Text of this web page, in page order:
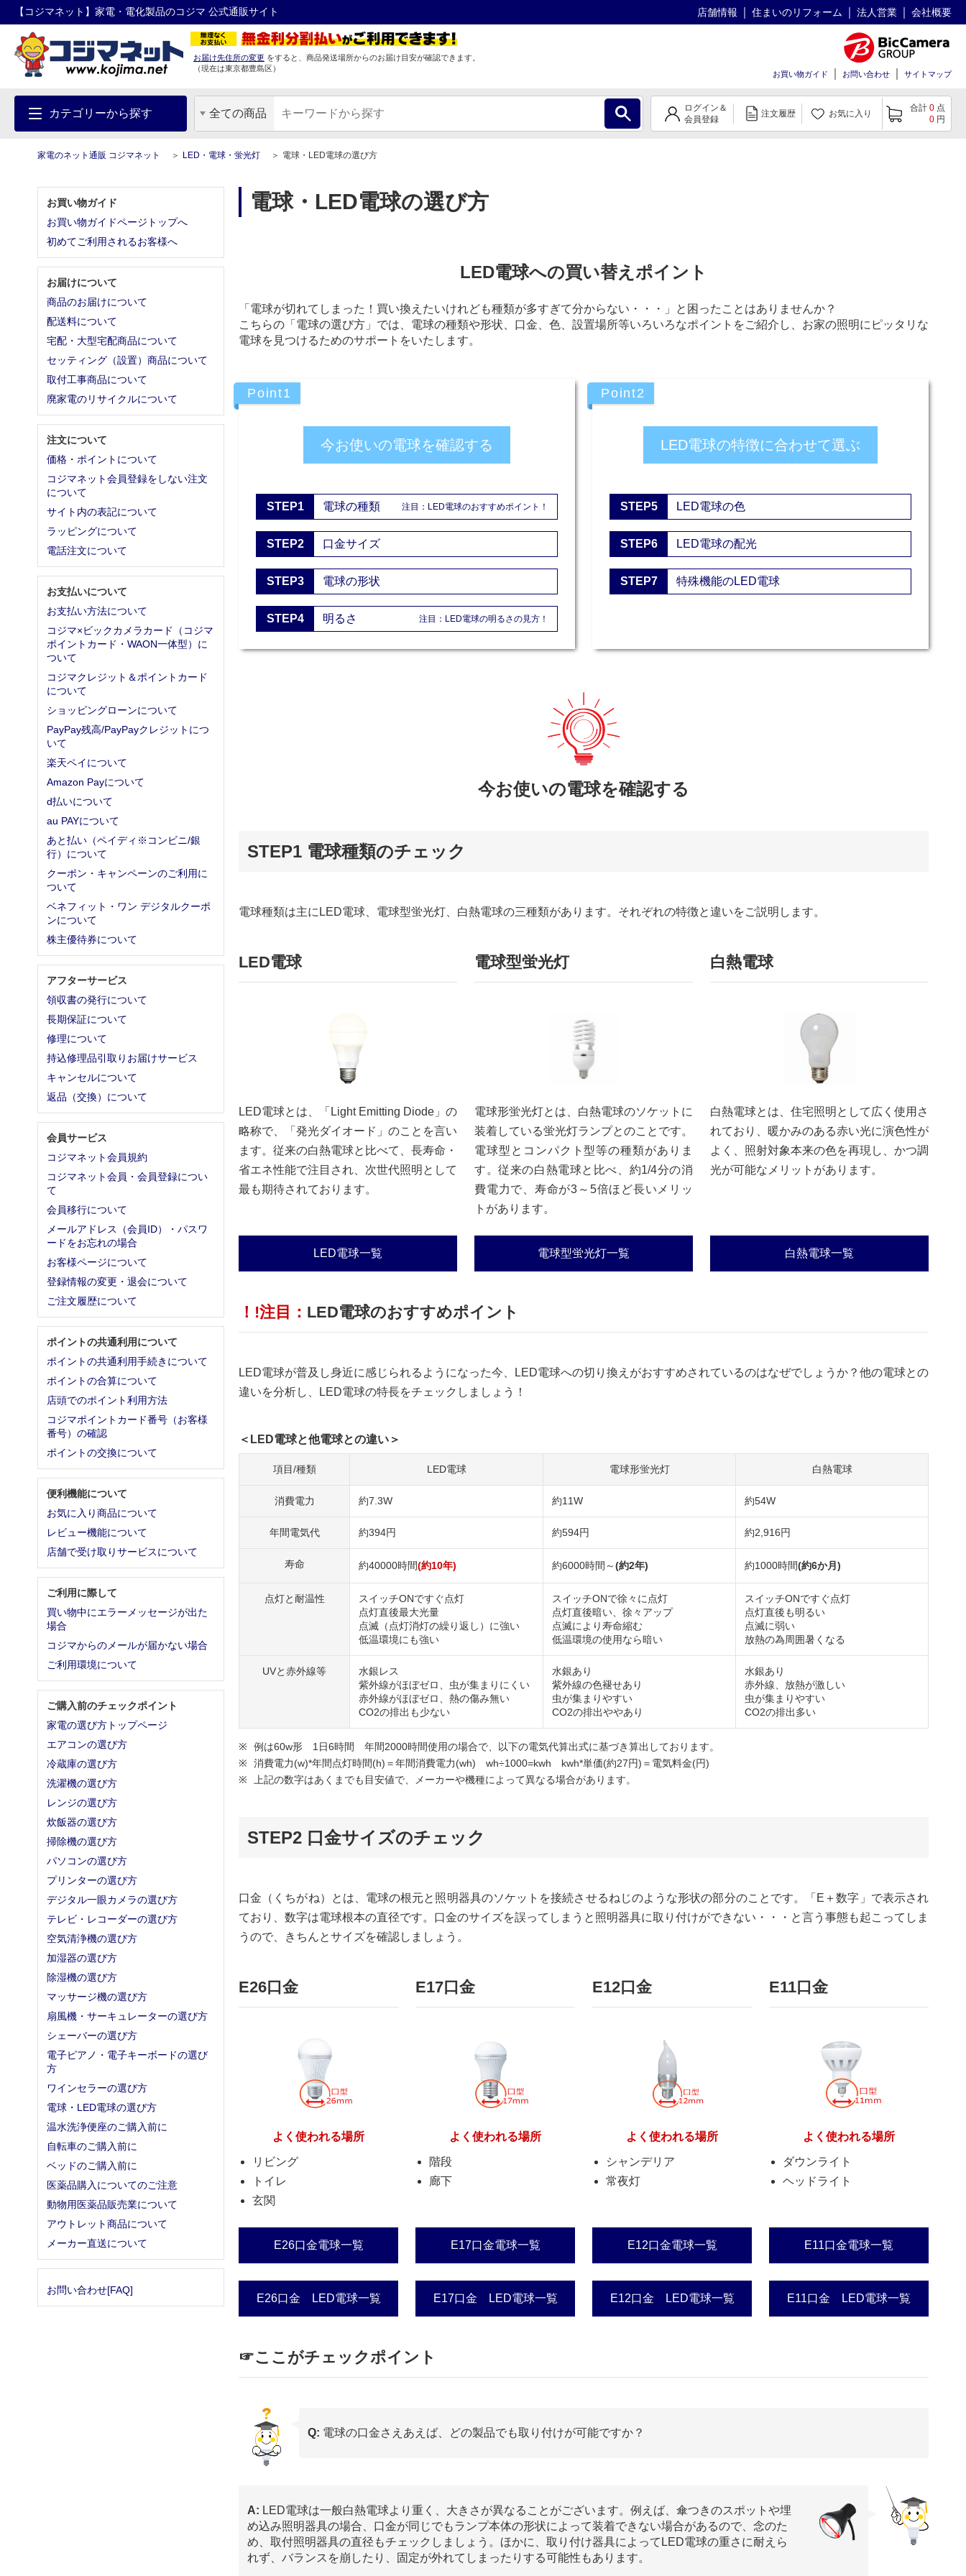
【コジマネット】家電・電化製品のコジマ 公式通販サイト 店舗情報 住まいのリフォーム 法人営業 会社概要
お届け先住所の変更 をすると、商品発送場所からのお届け目安が確認できます。
（現在は東京都豊島区）
お買い物ガイド お問い合わせ サイトマップ
カテゴリーから探す 全ての商品
ログイン＆
会員登録
注文履歴 お気に入り
合計 0 点
0 円
家電のネット通販 コジマネット LED・電球・蛍光灯 電球・LED電球の選び方
お買い物ガイド
お買い物ガイドページトップへ
初めてご利用されるお客様へ
お届けについて
商品のお届けについて
配送料について
宅配・大型宅配商品について
セッティング（設置）商品について
取付工事商品について
廃家電のリサイクルについて
注文について
価格・ポイントについて
コジマネット会員登録をしない注文
について
サイト内の表記について
ラッピングについて
電話注文について
お支払いについて
お支払い方法について
コジマ×ビックカメラカード（コジマ
ポイントカード・WAON一体型）に
ついて
コジマクレジット＆ポイントカード
について
ショッピングローンについて
PayPay残高/PayPayクレジットにつ
いて
楽天ペイについて
Amazon Payについて
d払いについて
au PAYについて
あと払い（ペイディ※コンビニ/銀
行）について
クーポン・キャンペーンのご利用に
ついて
ベネフィット・ワン デジタルクーポ
ンについて
株主優待券について
アフターサービス
領収書の発行について
長期保証について
修理について
持込修理品引取りお届けサービス
キャンセルについて
返品（交換）について
会員サービス
コジマネット会員規約
コジマネット会員・会員登録につい
て
会員移行について
メールアドレス（会員ID）・パスワ
ードをお忘れの場合
お客様ページについて
登録情報の変更・退会について
ご注文履歴について
ポイントの共通利用について
ポイントの共通利用手続きについて
ポイントの合算について
店頭でのポイント利用方法
コジマポイントカード番号（お客様
番号）の確認
ポイントの交換について
便利機能について
お気に入り商品について
レビュー機能について
店舗で受け取りサービスについて
ご利用に際して
買い物中にエラーメッセージが出た
場合
コジマからのメールが届かない場合
ご利用環境について
ご購入前のチェックポイント
家電の選び方トップページ
エアコンの選び方
冷蔵庫の選び方
洗濯機の選び方
レンジの選び方
炊飯器の選び方
掃除機の選び方
パソコンの選び方
プリンターの選び方
デジタル一眼カメラの選び方
テレビ・レコーダーの選び方
空気清浄機の選び方
加湿器の選び方
除湿機の選び方
マッサージ機の選び方
扇風機・サーキュレーターの選び方
シェーバーの選び方
電子ピアノ・電子キーボードの選び
方
ワインセラーの選び方
電球・LED電球の選び方
温水洗浄便座のご購入前に
自転車のご購入前に
ベッドのご購入前に
医薬品購入についてのご注意
動物用医薬品販売業について
アウトレット商品について
メーカー直送について
お問い合わせ[FAQ]
電球・LED電球の選び方
LED電球への買い替えポイント
「電球が切れてしまった！買い換えたいけれども種類が多すぎて分からない・・・」と困ったことはありませんか？
こちらの「電球の選び方」では、電球の種類や形状、口金、色、設置場所等いろいろなポイントをご紹介し、お家の照明にピッタリな
電球を見つけるためのサポートをいたします。
Point1
今お使いの電球を確認する
STEP1 電球の種類 注目：LED電球のおすすめポイント！
STEP2 口金サイズ
STEP3 電球の形状
STEP4 明るさ 注目：LED電球の明るさの見方！
Point2
LED電球の特徴に合わせて選ぶ
STEP5 LED電球の色
STEP6 LED電球の配光
STEP7 特殊機能のLED電球
今お使いの電球を確認する
STEP1 電球種類のチェック
電球種類は主にLED電球、電球型蛍光灯、白熱電球の三種類があります。それぞれの特徴と違いをご説明します。
LED電球
LED電球とは、「Light Emitting Diode」の
略称で、「発光ダイオード」のことを言い
ます。従来の白熱電球と比べて、長寿命・
省エネ性能で注目され、次世代照明として
最も期待されております。
LED電球一覧
電球型蛍光灯
電球形蛍光灯とは、白熱電球のソケットに
装着している蛍光灯ランプとのことです。
電球型とコンパクト型等の種類がありま
す。従来の白熱電球と比べ、約1/4分の消
費電力で、寿命が3～5倍ほど長いメリッ
トがあります。
電球型蛍光灯一覧
白熱電球
白熱電球とは、住宅照明として広く使用さ
れており、暖かみのある赤い光に演色性が
よく、照射対象本来の色を再現し、かつ調
光が可能なメリットがあります。
白熱電球一覧
！!注目： LED電球のおすすめポイント
LED電球が普及し身近に感じられるようになった今、LED電球への切り換えがおすすめされているのはなぜでしょうか？他の電球との
違いを分析し、LED電球の特長をチェックしましょう！
＜LED電球と他電球との違い＞
項目/種類 LED電球 電球形蛍光灯 白熱電球
消費電力 約7.3W 約11W 約54W
年間電気代 約394円 約594円 約2,916円
寿命 約40000時間(約10年) 約6000時間～(約2年) 約1000時間(約6か月)
点灯と耐温性
スイッチONですぐ点灯
点灯直後最大光量
点滅（点灯消灯の繰り返し）に強い
低温環境にも強い
スイッチONで徐々に点灯
点灯直後暗い、徐々アップ
点滅により寿命縮む
低温環境の使用なら暗い
スイッチONですぐ点灯
点灯直後も明るい
点滅に弱い
放熱の為周囲暑くなる
UVと赤外線等
水銀レス
紫外線がほぼゼロ、虫が集まりにくい
赤外線がほぼゼロ、熱の傷み無い
CO2の排出も少ない
水銀あり
紫外線の色褪せあり
虫が集まりやすい
CO2の排出ややあり
水銀あり
赤外線、放熱が激しい
虫が集まりやすい
CO2の排出多い
例は60w形 1日6時間 年間2000時間使用の場合で、以下の電気代算出式に基づき算出しております。
消費電力(w)*年間点灯時間(h)＝年間消費電力(wh) wh÷1000=kwh kwh*単価(約27円)＝電気料金(円)
上記の数字はあくまでも目安値で、メーカーや機種によって異なる場合があります。
STEP2 口金サイズのチェック
口金（くちがね）とは、電球の根元と照明器具のソケットを接続させるねじのような形状の部分のことです。「E＋数字」で表示され
ており、数字は電球根本の直径です。口金のサイズを誤ってしまうと照明器具に取り付けができない・・・と言う事態も起こってしま
うので、きちんとサイズを確認しましょう。
E26口金
よく使われる場所
リビング
トイレ
玄関
E26口金電球一覧
E26口金 LED電球一覧
E17口金
よく使われる場所
階段
廊下
E17口金電球一覧
E17口金 LED電球一覧
E12口金
よく使われる場所
シャンデリア
常夜灯
E12口金電球一覧
E12口金 LED電球一覧
E11口金
よく使われる場所
ダウンライト
ヘッドライト
E11口金電球一覧
E11口金 LED電球一覧
☞ここがチェックポイント
Q: 電球の口金さえあえば、どの製品でも取り付けが可能ですか？
A: LED電球は一般白熱電球より重く、大きさが異なることがございます。例えば、傘つきのスポットや埋
め込み照明器具の場合、口金が同じでもランプ本体の形状によって装着できない場合があるので、念のた
め、取付照明器具の直径もチェックしましょう。ほかに、取り付け器具によってLED電球の重さに耐えら
れず、バランスを崩したり、固定が外れてしまったりする可能性もあります。